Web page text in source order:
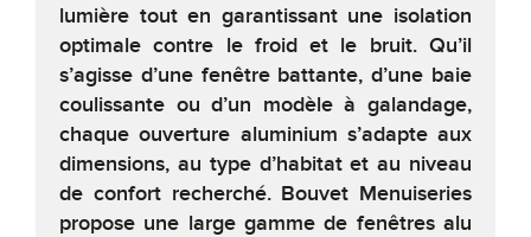
lumière tout en garantissant une isolation
optimale contre le froid et le bruit. Qu’il
s’agisse d’une fenêtre battante, d’une baie
coulissante ou d’un modèle à galandage,
chaque ouverture aluminium s’adapte aux
dimensions, au type d’habitat et au niveau
de confort recherché. Bouvet Menuiseries
propose une large gamme de fenêtres alu